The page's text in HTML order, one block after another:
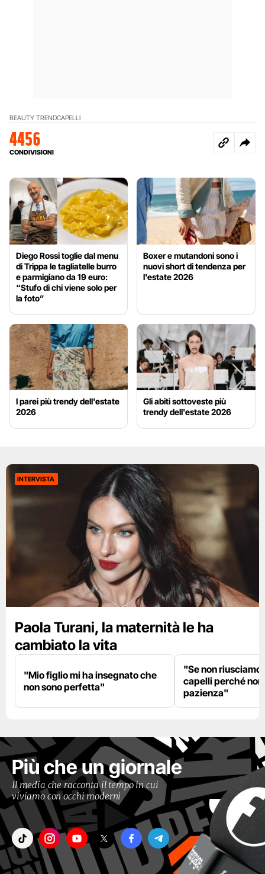
BEAUTY TRENDCAPELLI
4456
CONDIVISIONI
Diego Rossi toglie dal menu
di Trippa le tagliatelle burro
e parmigiano da 19 euro:
“Stufo di chi viene solo per
la foto”
Boxer e mutandoni sono i
nuovi short di tendenza per
l'estate 2026
I parei più trendy dell'estate
2026
Gli abiti sottoveste più
trendy dell'estate 2026
INTERVISTA
Paola Turani, la maternità le ha
cambiato la vita
"Mio figlio mi ha insegnato che
non sono perfetta"
"Se non riusciamo
capelli perché
pazienza"
Più che un giornale
Il media che racconta il tempo in cui
viviamo con occhi moderni